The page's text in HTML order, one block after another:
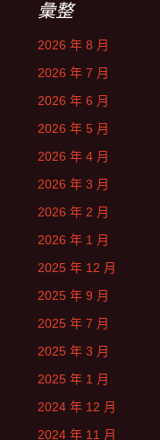
彙整
2026 年 8 月
2026 年 7 月
2026 年 6 月
2026 年 5 月
2026 年 4 月
2026 年 3 月
2026 年 2 月
2026 年 1 月
2025 年 12 月
2025 年 9 月
2025 年 7 月
2025 年 3 月
2025 年 1 月
2024 年 12 月
2024 年 11 月